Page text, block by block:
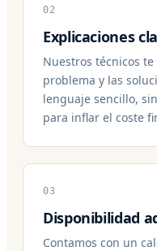
02
Explicaciones
Nuestros técnicos
problema y las
lenguaje sencillo,
para inflar el coste
03
Disponibilidad
Contamos con un